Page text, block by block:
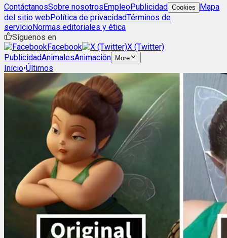
ContáctanosSobre nosotrosEmpleoPublicidad Cookies
Mapa
del sitio webPolítica de privacidadTérminos de
servicioNormas editoriales y ética
Síguenos en
Facebook
X (Twitter)
PublicidadAnimalesAnimación More
Inicio•Últimos